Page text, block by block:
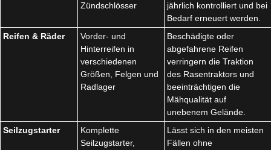
Zündschlösser
jährlich kontrolliert und bei
Bedarf erneuert werden.
Reifen & Räder
Vorder- und
Hinterreifen in
verschiedenen
Größen, Felgen und
Radlager
Beschädigte oder
abgefahrene Reifen
verringern die Traktion
des Rasentraktors und
beeinträchtigen die
Mähqualität auf
unebenem Gelände.
Seilzugstarter
Komplette
Seilzugstarter,
Lässt sich in den meisten
Fällen ohne